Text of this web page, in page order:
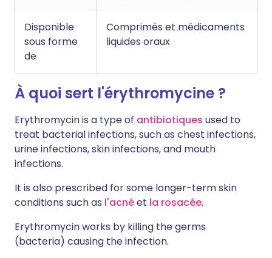
Disponible
sous forme
de
Comprimés et médicaments
liquides oraux
À quoi sert l'érythromycine ?
Erythromycin is a type of antibiotiques used to
treat bacterial infections, such as chest infections,
urine infections, skin infections, and mouth
infections.
It is also prescribed for some longer-term skin
conditions such as l'acnéet la rosacée.
Erythromycin works by killing the germs
(bacteria) causing the infection.